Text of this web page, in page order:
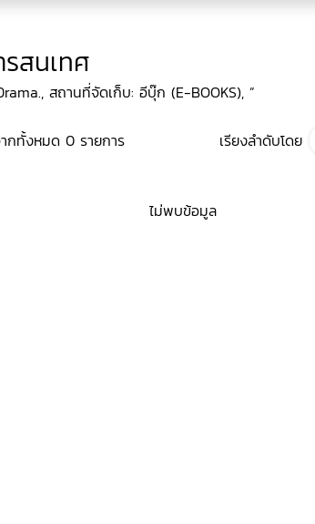
สนเทศ
สถานที่จัดเก็บ: อีบุ๊ก (E-BOOKS), ”
กทั้งหมด 0 รายการ เรียงลำดับโดย
ไม่พบข้อมูล